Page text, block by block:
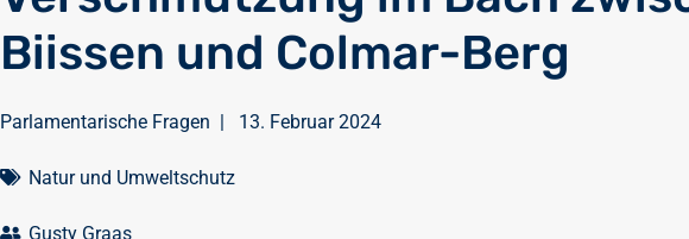
Biissen und Colmar-Berg
Parlamentarische Fragen | 13. Februar 2024
Natur und Umweltschutz
Gusty Graas